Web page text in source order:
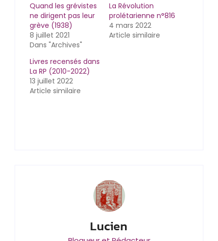
Quand les grévistes
ne dirigent pas leur
grève (1938)
8 juillet 2021
Dans "Archives"
La Révolution
prolétarienne n°816
4 mars 2022
Article similaire
Livres recensés dans
La RP (2010-2022)
13 juillet 2022
Article similaire
Lucien